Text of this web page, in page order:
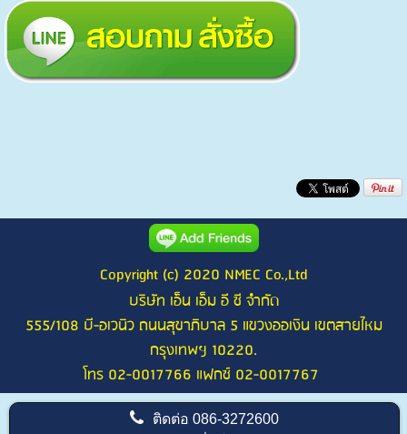
Copyright (c) 2020 NMEC Co.,Ltd
บริษัท เอ็น เอ็ม อี ซี จำกัด
555/108 บี-อเวนิว ถนนสุขาภิบาล 5 แขวงออเงิน เขตสายไหม
กรุงเทพฯ 10220.
โทร 02-0017766 แฟกซ์ 02-0017767
ติดต่อ 086-3272600